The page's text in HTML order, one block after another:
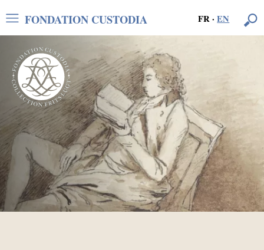
FR·EN
FONDATION CUSTODIA